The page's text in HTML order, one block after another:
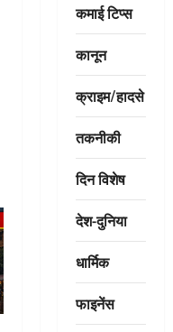
कमाई टिप्स
कानून
क्राइम/हादसे
तकनीकी
दिन विशेष
देश-दुनिया
धार्मिक
फाइनेंस